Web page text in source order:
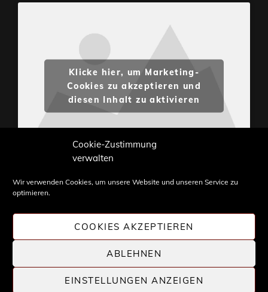
Cookie-Zustimmung
verwalten
Wir verwenden Cookies, um unsere Website und unseren Service zu
optimieren.
COOKIES AKZEPTIEREN
ABLEHNEN
EINSTELLUNGEN ANZEIGEN
Klicke hier, um Marketing-
Cookies zu akzeptieren und
diesen Inhalt zu aktivieren
Weiterverwendung nur mit Zustimmung von
STONE PROG.
COPYRIGHT © 2026 | STONE PROG| DIE WELT DES